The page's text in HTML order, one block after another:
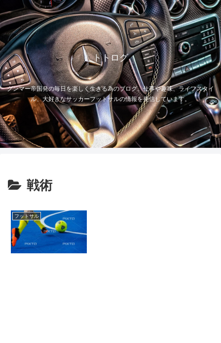
トトログ
グンマー帝国発の毎日を楽しく生きる為のブログ。仕事や趣味、ライフスタイ
ル、大好きなサッカーフットサルの情報を発信しています。
戦術
フットサル